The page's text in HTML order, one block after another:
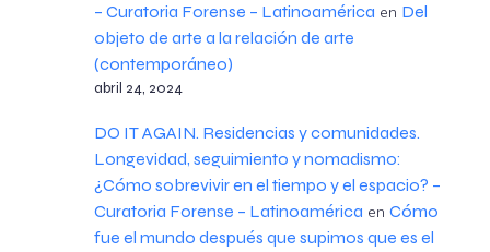
– Curatoria Forense – Latinoamérica en Del
objeto de arte a la relación de arte
(contemporáneo)
abril 24, 2024
DO IT AGAIN. Residencias y comunidades.
Longevidad, seguimiento y nomadismo:
¿Cómo sobrevivir en el tiempo y el espacio? –
Curatoria Forense – Latinoamérica en Cómo
fue el mundo después que supimos que es el